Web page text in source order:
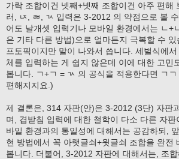
가락 조합이건 넷째+넷째 조합이건 아주 편해
러, ㄵ, ㄼ, ㄳ 입력은 3-2012 의 약점으로 볼
어도 날개셋 입력기나 모바일 환경에서는 ㄴ+
은 기타 다른 방법)으로 얼마든지 극복할 수
프토픽이지만 말이 나와서 씁니다. 세벌식에
체를 입력하는 게 쉽지 않은데 이에 대한 고민
봅니다. ㄱ+ㄱ = ㄳ 의 공식을 적용한다면 ㄱ
편해지지요.)
제 결론은, 314 자판(안)은 3-2012 (3단) 자판
며, 겹받침 입력에 대한 철학이 다소 다른 자판
바일 환경과의 통일성에 대해서는 공감하되,
현 방법에서 꼭 아랫글쇠+윗글쇠 조합을 완전
봅니다. 더불어, 3-2012 자판에 대해서는, 조